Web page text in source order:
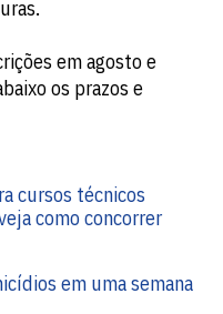
em agosto e
os prazos e
cursos técnicos
como concorrer
em uma semana